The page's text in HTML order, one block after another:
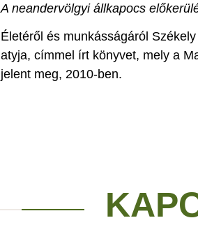
A neandervölgyi állkapocs
Életéről és munkásságáról
atyja, címmel írt könyvet, mely a
jelent meg, 2010-ben.